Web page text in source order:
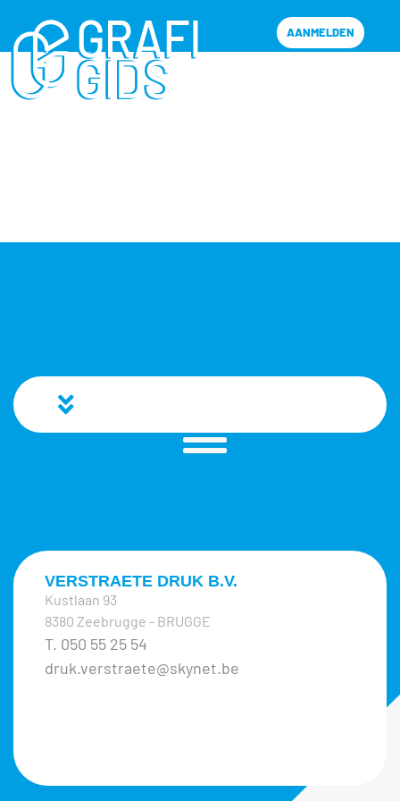
AANMELDEN
VERSTRAETE DRUK B.V.
Kustlaan 93
8380 Zeebrugge - BRUGGE
T. 050 55 25 54
druk.verstraete@skynet.be